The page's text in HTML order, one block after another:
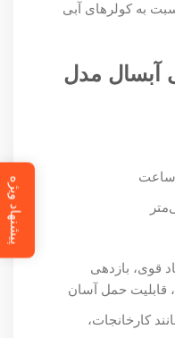
به کولرهای آبی
آبسال مدل
قوی، بازدهی
قابلیت حمل آسان
کارخانجات،
پیشنهاد ویژه